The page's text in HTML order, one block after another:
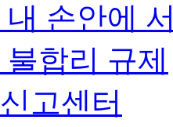
내 손안에
불합리 규제
신고센터